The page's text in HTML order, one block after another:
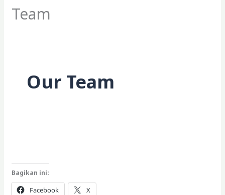
Team
Our Team
Bagikan ini:
Facebook X